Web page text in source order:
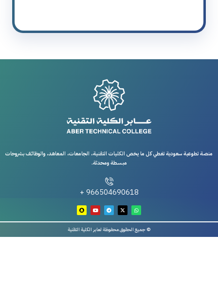
منصة تطوعية سعودية تغطي كل ما يخص الكليات التقنية، الجامعات، المعاهد، والوظائف بشروحات
مبسطة ومحدثة.
966504690618 +
© جميع الحقوق محفوظة لعابر الكلية التقنية